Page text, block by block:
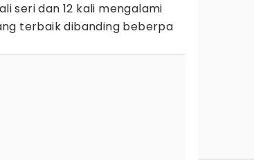
seri dan 12 kali mengalami
terbaik dibanding beberpa